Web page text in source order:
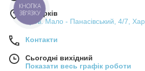
м. Харків
пров. Мало - Панасівський, 4/7,
Контакти
Сьогодні вихідний
Показати весь графік роботи
КНОПКА
ЗВ'ЯЗКУ